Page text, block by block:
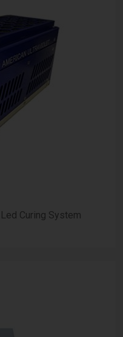
Curing System